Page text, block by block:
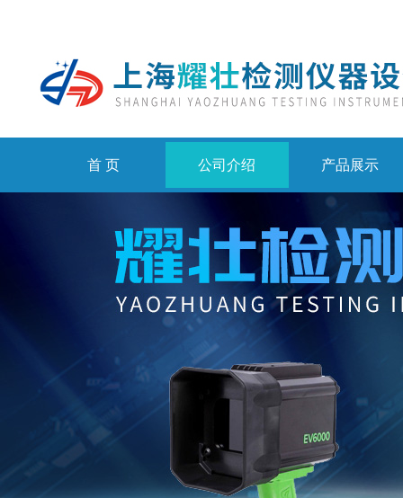
首 页 公司介绍 产品展示